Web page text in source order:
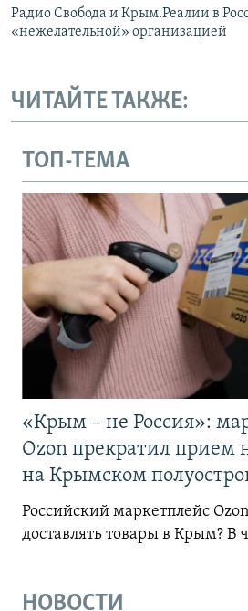
Радио Свобода и Крым.Реалии в
«нежелательной» организацией
ЧИТАЙТЕ ТАКЖЕ:
ТОП-ТЕМА
«Крым – не Россия»:
Ozon прекратил прием
на Крымском
Российский маркетплейс
доставлять товары в Крым? В
НОВОСТИ